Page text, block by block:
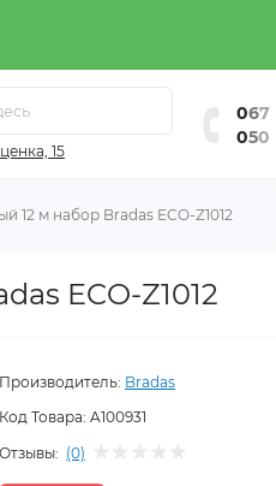
15
067
050
12 м набор Bradas ECO-Z1012
ECO-Z1012
Производитель: Bradas
Код Товара: A100931
Отзывы: (0)